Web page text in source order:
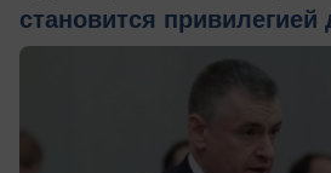
становится привилегией